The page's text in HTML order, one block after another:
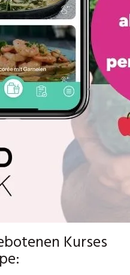
Kurses